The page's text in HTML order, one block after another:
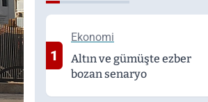
1
Ekonomi
Altın ve gümüşte ezber
bozan senaryo